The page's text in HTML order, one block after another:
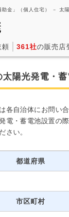
頼 361社の販売店
陽光発電・
各自治体にお問い合
電・蓄電池設置の
さい。
都道府県
市区町村